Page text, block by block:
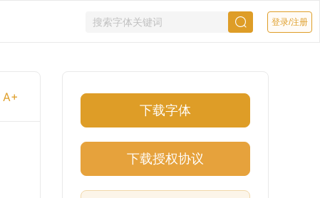
登录/注册
A+
下载字体
下载授权协议